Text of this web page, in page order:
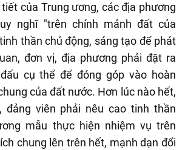
của Trung ương, các địa phương
nghĩ "trên chính mảnh đất của
thần chủ động, sáng tạo để phát
đơn vị, địa phương phải đặt ra
cụ thể để đóng góp vào hoàn
của đất nước. Hơn lúc nào hết,
đảng viên phải nêu cao tinh thần
mẫu thực hiện nhiệm vụ trên
chung lên trên hết, mạnh dạn đổi